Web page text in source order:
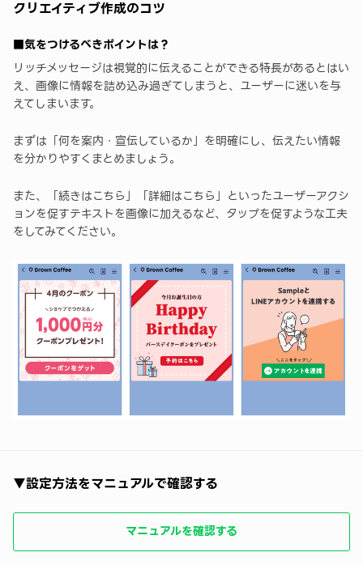
クリエイティブ作成のコツ
■気をつけるべきポイントは？
リッチメッセージは視覚的に伝えることができる特長があるとはい
え、画像に情報を詰め込み過ぎてしまうと、ユーザーに迷いを与
えてしまいます。
まずは「何を案内・宣伝しているか」を明確にし、伝えたい情報
を分かりやすくまとめましょう。
また、「続きはこちら」「詳細はこちら」といったユーザーアクシ
ョンを促すテキストを画像に加えるなど、タップを促すような工夫
をしてみてください。
▼設定方法をマニュアルで確認する
マニュアルを確認する